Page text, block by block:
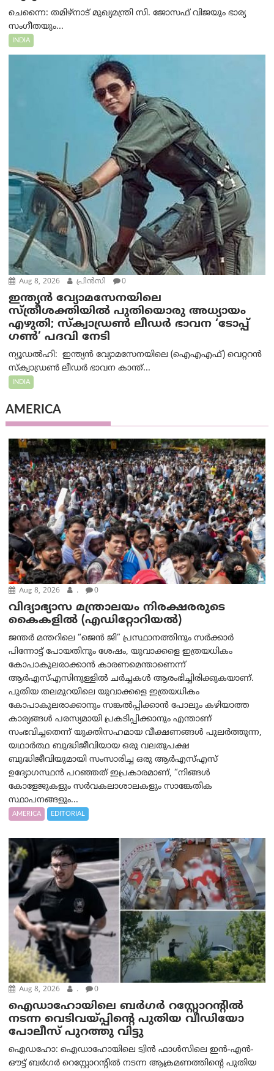
ചെന്നൈ: തമിഴ്‌നാട് മുഖ്യമന്ത്രി സി. ജോസഫ് വിജയും ഭാര്യ
സംഗീതയും...
INDIA
Aug 8, 2026 പ്രിന്‍സി 0
ഇന്ത്യൻ വ്യോമസേനയിലെ
സ്ത്രീശക്തിയിൽ പുതിയൊരു അധ്യായം
എഴുതി; സ്ക്വാഡ്രൺ ലീഡർ ഭാവന ‘ടോപ്പ്
ഗൺ’ പദവി നേടി
ന്യൂഡൽഹി: ഇന്ത്യൻ വ്യോമസേനയിലെ (ഐഎഎഫ്) വെറ്ററൻ
സ്ക്വാഡ്രൺ ലീഡർ ഭാവന കാന്ത്...
INDIA
AMERICA
Aug 8, 2026 . 0
വിദ്യാഭ്യാസ മന്ത്രാലയം നിരക്ഷരരുടെ
കൈകളിൽ (എഡിറ്റോറിയല്‍)
ജന്തർ മന്തറിലെ “ജെൻ ജി” പ്രസ്ഥാനത്തിനും സർക്കാർ
പിന്നോട്ട് പോയതിനും ശേഷം, യുവാക്കളെ ഇത്രയധികം
കോപാകുലരാക്കാൻ കാരണമെന്താണെന്ന്
ആർ‌എസ്‌എസിനുള്ളിൽ ചർച്ചകൾ ആരംഭിച്ചിരിക്കുകയാണ്.
പുതിയ തലമുറയിലെ യുവാക്കളെ ഇത്രയധികം
കോപാകുലരാക്കാനും സങ്കൽപ്പിക്കാൻ പോലും കഴിയാത്ത
കാര്യങ്ങൾ പരസ്യമായി പ്രകടിപ്പിക്കാനും എന്താണ്
സംഭവിച്ചതെന്ന് യുക്തിസഹമായ വീക്ഷണങ്ങൾ പുലർത്തുന്ന,
യഥാർത്ഥ ബുദ്ധിജീവിയായ ഒരു വലതുപക്ഷ
ബുദ്ധിജീവിയുമായി സംസാരിച്ച ഒരു ആർ‌എസ്‌എസ്
ഉദ്യോഗസ്ഥൻ പറഞ്ഞത് ഇപ്രകാരമാണ്, “നിങ്ങൾ
കോളേജുകളും സർവകലാശാലകളും സാങ്കേതിക
സ്ഥാപനങ്ങളും...
AMERICA EDITORIAL
Aug 8, 2026 . 0
ഐഡാഹോയിലെ ബർഗർ റസ്റ്റോറന്റിൽ
നടന്ന വെടിവയ്പ്പിന്റെ പുതിയ വീഡിയോ
പോലീസ് പുറത്തു വിട്ടു
ഐഡഹോ: ഐഡാഹോയിലെ ട്വിൻ ഫാൾസിലെ ഇൻ-എൻ-
ഔട്ട് ബർഗർ റെസ്റ്റോറന്റിൽ നടന്ന ആക്രമണത്തിന്റെ പുതിയ